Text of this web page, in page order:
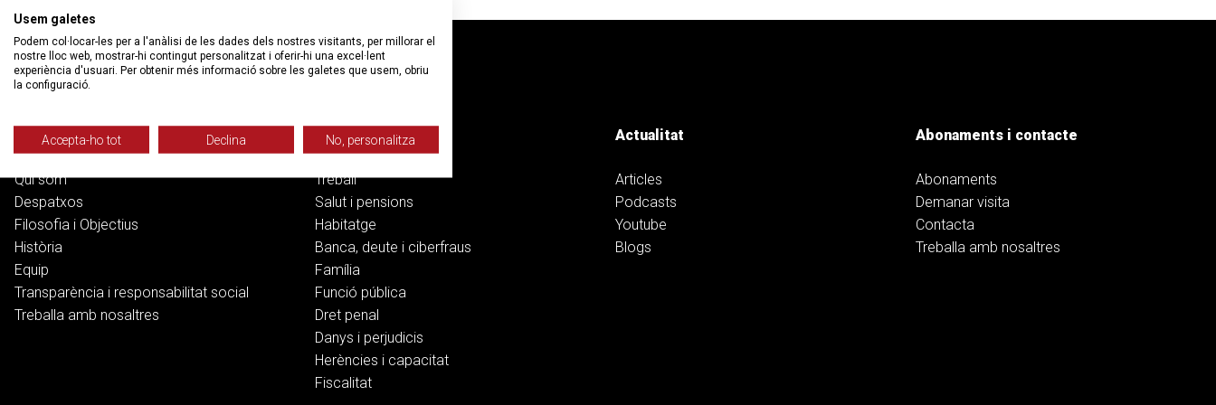
Col·lectiu Ronda
Qui som
Despatxos
Filosofia i Objectius
Història
Equip
Transparència i responsabilitat social
Treballa amb nosaltres
Serveis
Treball
Salut i pensions
Habitatge
Banca, deute i ciberfraus
Família
Funció pública
Dret penal
Danys i perjudicis
Herències i capacitat
Fiscalitat
Actualitat
Articles
Podcasts
Youtube
Blogs
Abonaments i contacte
Abonaments
Demanar visita
Contacta
Treballa amb nosaltres
Usem galetes
Podem col·locar-les per a l'anàlisi de les dades dels nostres visitants, per millorar el
nostre lloc web, mostrar-hi contingut personalitzat i oferir-hi una excel·lent
experiència d'usuari. Per obtenir més informació sobre les galetes que usem, obriu
la configuració.
Accepta-ho tot Declina No, personalitza